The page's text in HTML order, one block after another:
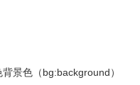
景色（bg:background）